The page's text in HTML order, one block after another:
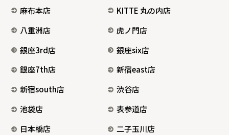
麻布本店
KITTE 丸の内店
八重洲店
虎ノ門店
銀座3rd店
銀座six店
銀座7th店
新宿east店
新宿south店
渋谷店
池袋店
表参道店
日本橋店
二子玉川店